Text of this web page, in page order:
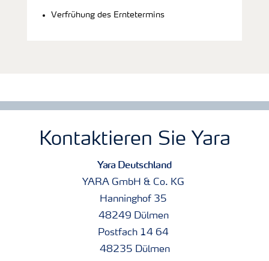
Verfrühung des Erntetermins
Kontaktieren Sie Yara
Yara Deutschland
YARA GmbH & Co. KG
Hanninghof 35
48249 Dülmen
Postfach 14 64
48235 Dülmen